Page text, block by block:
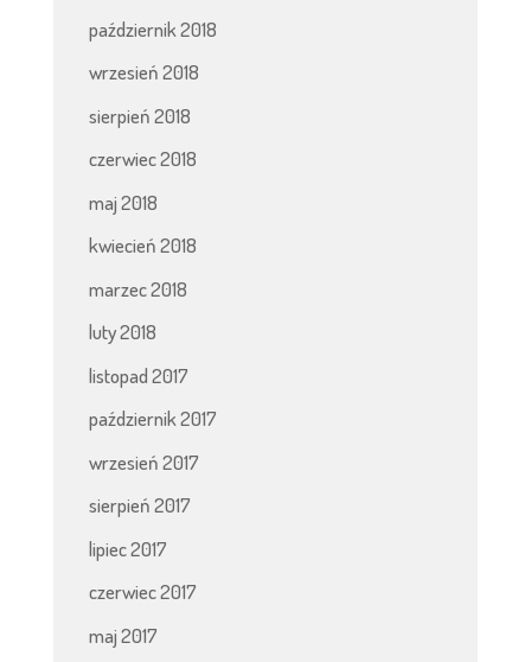
październik 2018
wrzesień 2018
sierpień 2018
czerwiec 2018
maj 2018
kwiecień 2018
marzec 2018
luty 2018
listopad 2017
październik 2017
wrzesień 2017
sierpień 2017
lipiec 2017
czerwiec 2017
maj 2017